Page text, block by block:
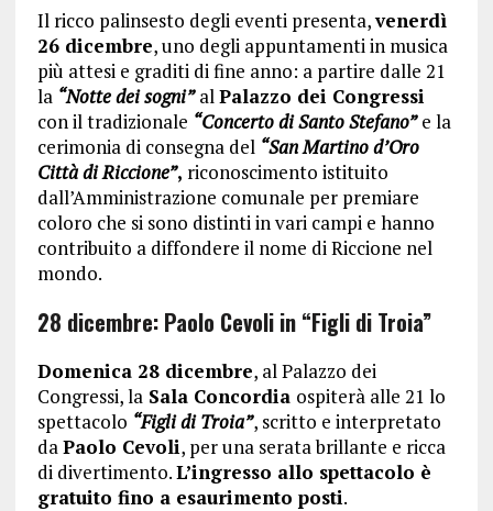
Il ricco palinsesto degli eventi presenta,venerdì
26 dicembre, uno degli appuntamenti in musica
più attesi e graditi di fine anno: a partire dalle 21
la “Notte dei sogni”al Palazzo dei Congressi
con il tradizionale “Concerto di Santo Stefano”e la
cerimonia di consegna del “San Martino d’Oro
Città di Riccione”, riconoscimento istituito
dall’Amministrazione comunale per premiare
coloro che si sono distinti in vari campi e hanno
contribuito a diffondere il nome di Riccione nel
mondo.
28 dicembre: Paolo Cevoli in “Figli di Troia”
Domenica 28 dicembre, al Palazzo dei
Congressi, la Sala Concordia ospiterà alle 21 lo
spettacolo “Figli di Troia”, scritto e interpretato
da Paolo Cevoli, per una serata brillante e ricca
di divertimento.L’ingresso allo spettacolo è
gratuito fino a esaurimento posti.